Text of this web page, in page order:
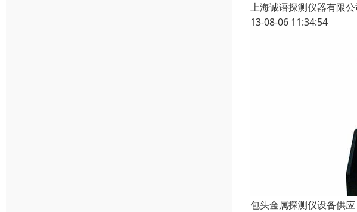
上海诚语探测仪器有限公
13-08-06 11:34:54
包头金属探测仪设备供